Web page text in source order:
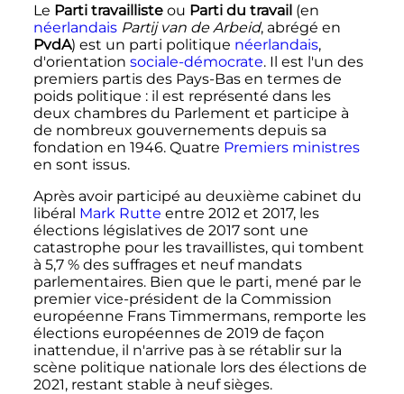
Le Parti travaillisteou Parti du travail(en
néerlandais Partij van de Arbeid, abrégé en
PvdA) est un parti politique néerlandais,
d'orientation sociale-démocrate. Il est l'un des
premiers partis des Pays-Bas en termes de
poids politique : il est représenté dans les
deux chambres du Parlement et participe à
de nombreux gouvernements depuis sa
fondation en 1946. Quatre Premiers ministres
en sont issus.
Après avoir participé au deuxième cabinet du
libéral Mark Rutte entre 2012 et 2017, les
élections législatives de 2017 sont une
catastrophe pour les travaillistes, qui tombent
à 5,7 % des suffrages et neuf mandats
parlementaires. Bien que le parti, mené par le
premier vice-président de la Commission
européenne Frans Timmermans, remporte les
élections européennes de 2019 de façon
inattendue, il n'arrive pas à se rétablir sur la
scène politique nationale lors des élections de
2021, restant stable à neuf sièges.